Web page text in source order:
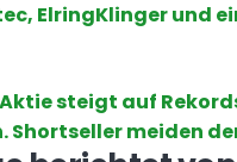
ElringKlinger und
steigt auf
Shortseller meiden